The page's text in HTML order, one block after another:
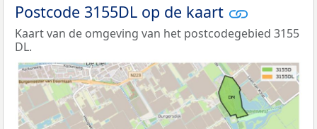
Postcode 3155DL op de kaart
Kaart van de omgeving van het postcodegebied 3155
DL.